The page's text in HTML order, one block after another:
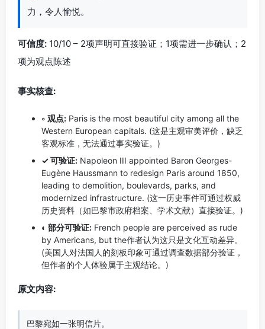
力，令人愉悦。
可信度: 10/10 – 2项声明可直接验证；1项需进一步确认；2
项为观点陈述
事实核查:
◦ 观点: Paris is the most beautiful city among all the
Western European capitals. (这是主观审美评价，缺乏
客观标准，无法通过事实验证。)
✓ 可验证: Napoleon III appointed Baron Georges-
Eugène Haussmann to redesign Paris around 1850,
leading to demolition, boulevards, parks, and
modernized infrastructure. (这一历史事件可通过权威
历史资料（如巴黎市政府档案、学术文献）直接验证。)
◐ 部分可验证: French people are perceived as rude
by Americans, but the作者认为这只是文化互动差异。
(美国人对法国人的刻板印象可通过调查数据部分验证，
但作者的个人体验属于主观结论。)
原文内容:
巴黎宛如一张明信片。